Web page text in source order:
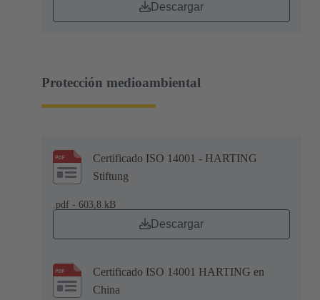
Descargar
Protección medioambiental
Certificado ISO 14001 - HARTING
Stiftung
.pdf - 603,8 kB
Descargar
Certificado ISO 14001 HARTING en
China